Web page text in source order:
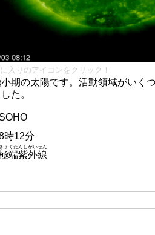
入りのアイコンをクリック！
期の太陽です。活動領域がいく
た。
SOHO
時12分
端紫外線
きょくたんしがいせん